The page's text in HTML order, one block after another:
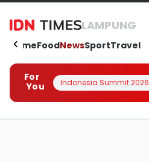
LAMPUNG
HomeFoodNewsSportTravel
For
You
Indonesia Summit 2026